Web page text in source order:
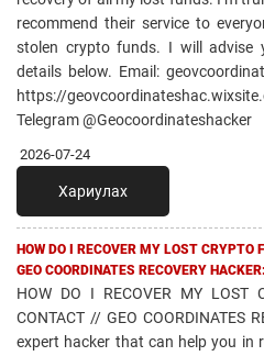
recommend their service to
stolen crypto funds. I will
details below. Email:
https://
Telegram @Geocoordinateshacker
2026-07-24
Хариулах
HOW DO I RECOVER MY LOST
GEO COORDINATES RECOVERY HACKER:
HOW DO I RECOVER MY LOST
CONTACT // GEO COORDINATES
expert hacker that can help you in